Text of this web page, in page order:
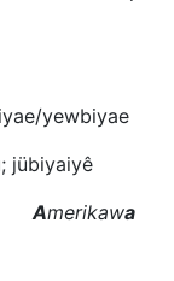
yewbiyae
jübiyaiyê
Amerikawa